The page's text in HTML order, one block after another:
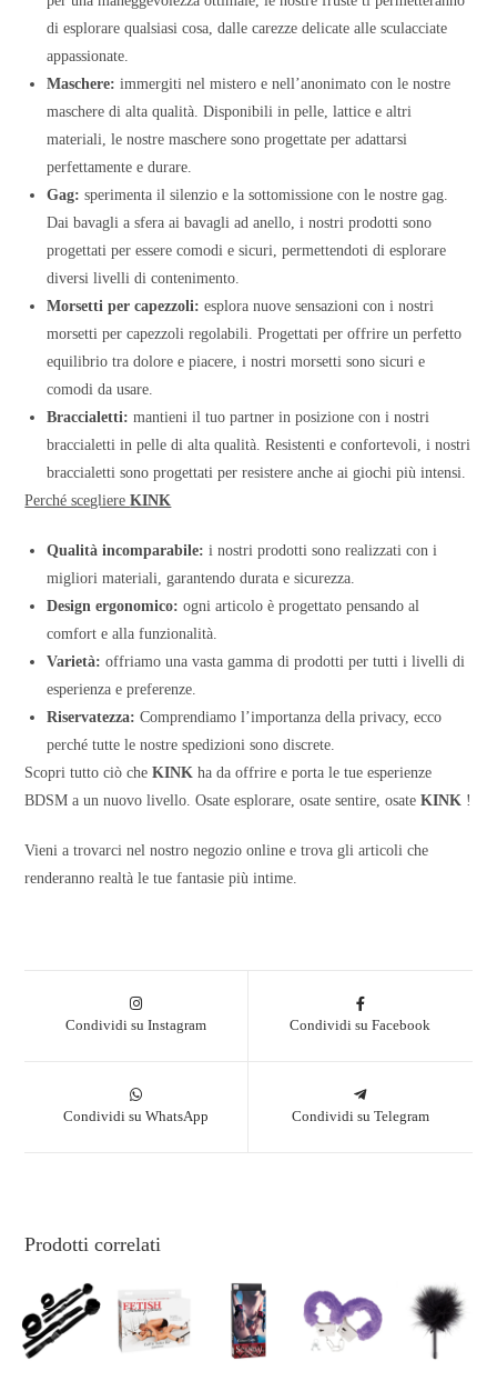
di esplorare qualsiasi cosa, dalle carezze delicate alle sculacciate
appassionate.
Maschere: immergiti nel mistero e nell’anonimato con le nostre
maschere di alta qualità. Disponibili in pelle, lattice e altri
materiali, le nostre maschere sono progettate per adattarsi
perfettamente e durare.
Gag: sperimenta il silenzio e la sottomissione con le nostre gag.
Dai bavagli a sfera ai bavagli ad anello, i nostri prodotti sono
progettati per essere comodi e sicuri, permettendoti di esplorare
diversi livelli di contenimento.
Morsetti per capezzoli: esplora nuove sensazioni con i nostri
morsetti per capezzoli regolabili. Progettati per offrire un perfetto
equilibrio tra dolore e piacere, i nostri morsetti sono sicuri e
comodi da usare.
Braccialetti: mantieni il tuo partner in posizione con i nostri
braccialetti in pelle di alta qualità. Resistenti e confortevoli, i nostri
braccialetti sono progettati per resistere anche ai giochi più intensi.
Perché scegliereKINK
Qualità incomparabile: i nostri prodotti sono realizzati con i
migliori materiali, garantendo durata e sicurezza.
Design ergonomico: ogni articolo è progettato pensando al
comfort e alla funzionalità.
Varietà: offriamo una vasta gamma di prodotti per tutti i livelli di
esperienza e preferenze.
Riservatezza: Comprendiamo l’importanza della privacy, ecco
perché tutte le nostre spedizioni sono discrete.
Scopri tutto ciò cheKINK ha da offrire e porta le tue esperienze
BDSM a un nuovo livello. Osate esplorare, osate sentire, osateKINK !
Vieni a trovarci nel nostro negozio online e trova gli articoli che
renderanno realtà le tue fantasie più intime.
Condividi su Instagram Condividi su Facebook
Condividi su WhatsApp Condividi su Telegram
Prodotti correlati